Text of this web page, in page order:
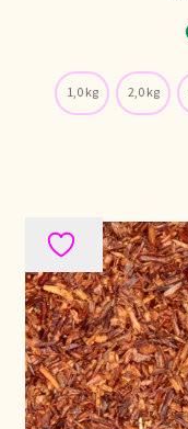
Personal Branding
Politique tarifaire
Preispolitik
Pricing policy
Prijsbeleid
1,0 kg 2,0 kg